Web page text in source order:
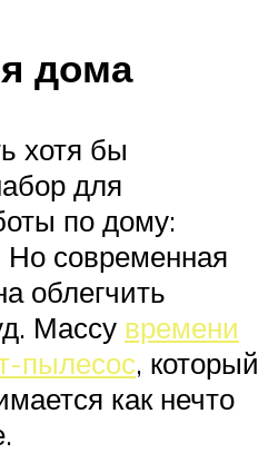
дома
хотя бы
для
по дому:
Но современная
облегчить
Массу времени
пылесос, который
как нечто